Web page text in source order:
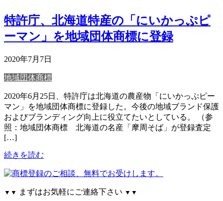
特許庁、北海道特産の「にいかっぷピ
ーマン」を地域団体商標に登録
2020年7月7日
地域団体商標
2020年6月25日、特許庁は北海道の農産物「にいかっぷピー
マン」を地域団体商標に登録した。今後の地域ブランド保護
およびブランディング向上に役立てたいとしている。 （参
照：地域団体商標 北海道の名産「摩周そば」が登録査定
[…]
続きを読む
▼▼ まずはお気軽にご連絡下さい ▼▼